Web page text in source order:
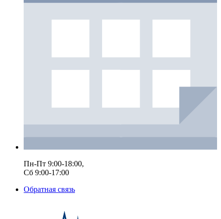
Пн-Пт 9:00-18:00,
Сб 9:00-17:00
Обратная связь